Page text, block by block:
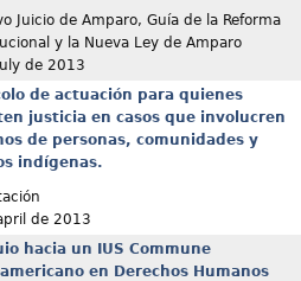
Juicio de Amparo, Guía de la Reforma
y la Nueva Ley de Amparo
de 2013
de actuación para quienes
justicia en casos que involucren
de personas, comunidades y
indígenas.
de 2013
hacia un IUS Commune
en Derechos Humanos